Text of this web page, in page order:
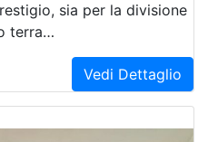
sia per la divisione
terra…
Vedi Dettaglio